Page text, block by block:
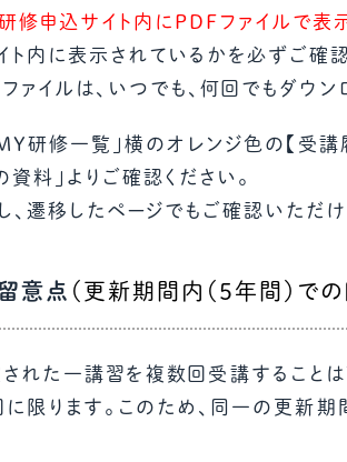
修申込サイト内にPDFファイルで表
ト内に表示されているかを必ずご確認
イルは、いつでも、何回でもダウン
研修一覧」横のオレンジ色の【受講履
料」よりご確認ください。
、遷移したページでもご確認いただけ
意点 （更新期間内（５年間）で
された一講習を複数回受講するこ
限ります。このため、同一の更新